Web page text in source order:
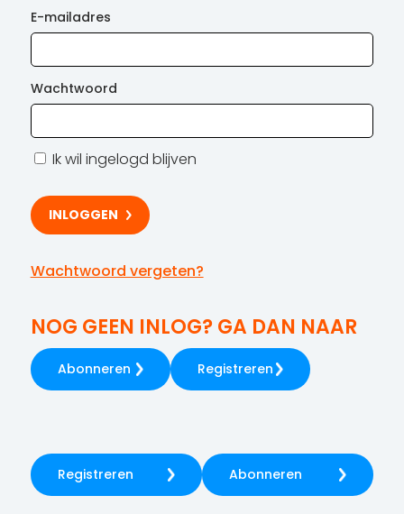
E-mailadres
Wachtwoord
Ik wil ingelogd blijven
Wachtwoord vergeten?
NOG GEEN INLOG? GA DAN NAAR
Abonneren Registreren
Registreren Abonneren